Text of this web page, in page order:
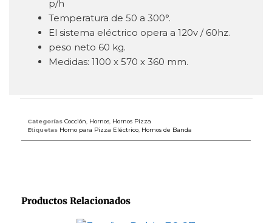
p/h
Temperatura de 50 a 300°.
El sistema eléctrico opera a 120v / 60hz.
peso neto 60 kg.
Medidas: 1100 x 570 x 360 mm.
Categorías Cocción Hornos Hornos Pizza
Etiquetas Horno para Pizza Eléctrico Hornos de Banda
Productos Relacionados